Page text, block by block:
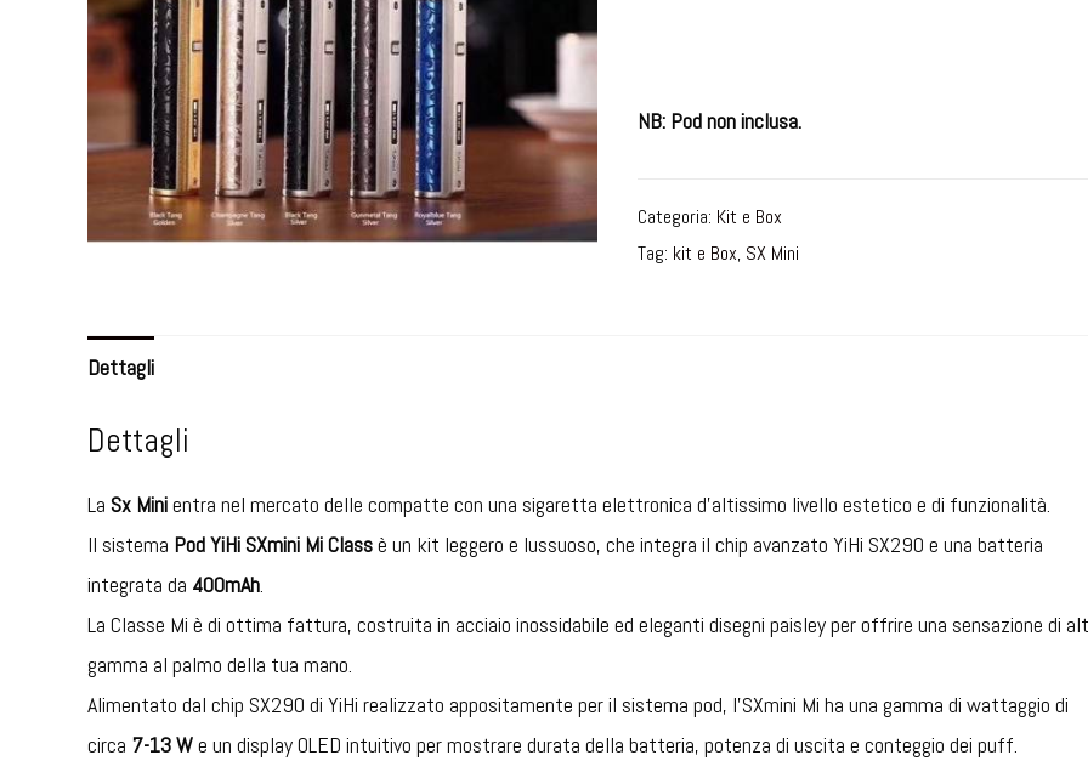
NB: Pod non inclusa.
Categoria: Kit e Box
Tag: kit e Box, SX Mini
Dettagli
Dettagli
La Sx Minientra nel mercato delle compatte con una sigaretta elettronica d’altissimo livello estetico e di funzionalità.
Il sistema Pod YiHi SXmini Mi Classè un kit leggero e lussuoso, che integra il chip avanzato YiHi SX290 e una batteria
integrata da 400mAh.
La Classe Mi è di ottima fattura, costruita in acciaio inossidabile ed eleganti disegni paisley per offrire una sensazione di
gamma al palmo della tua mano.
Alimentato dal chip SX290 di YiHi realizzato appositamente per il sistema pod, l’SXmini Mi ha una gamma di wattaggio di
circa 7-13 We un display OLED intuitivo per mostrare durata della batteria, potenza di uscita e conteggio dei puff.